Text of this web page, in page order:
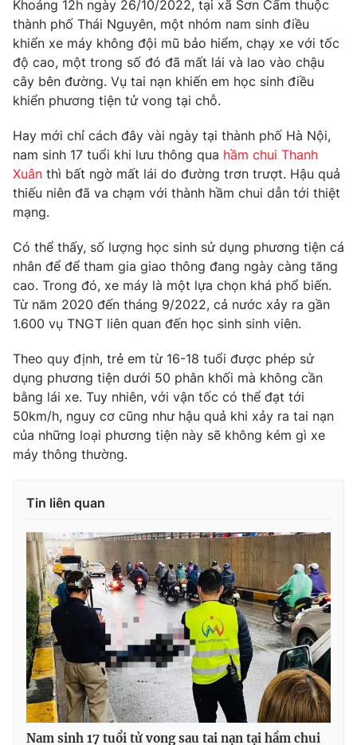
Emagazine Podcast
Photo Infographic
Video Shorts video
VTV Money VTV Thể thao
VTV Sức khoẻ Bất động sản
Thị trường 24h Tấm lòng Việt
VTV4 Vươn mình bằng AI
VTV9 VTV8
Liên hệ tòa soạn English
THỜI BÁO VTV
Theo dõi báo trên
Cơ quan chủ quản:Đài Truyền hình Việt Nam
Cơ quan báo chí:Thời báo VTV
Giấy phép hoạt động báo in và báo điện tử số 483/GP-BTTTT
cấp ngày 29/12/2023
Tổng Biên tập:Vũ Thanh Thủy
Phó Tổng Biên tập:Nguyễn Thị Mỹ Hạnh, Phạm Quốc Thắng,
Nguyễn Trọng Ninh
Tổng đài VTV: 024.38 355 931 - 024.38 355 932
Khoảng 12h ngày 26/10/2022, tại xã Sơn Cẩm thuộc
thành phố Thái Nguyên, một nhóm nam sinh điều
khiển xe máy không đội mũ bảo hiểm, chạy xe với tốc
độ cao, một trong số đó đã mất lái và lao vào chậu
cây bên đường. Vụ tai nạn khiến em học sinh điều
khiển phương tiện tử vong tại chỗ.
Hay mới chỉ cách đây vài ngày tại thành phố Hà Nội,
nam sinh 17 tuổi khi lưu thông qua hầm chui Thanh
Xuân thì bất ngờ mất lái do đường trơn trượt. Hậu quả
thiếu niên đã va chạm với thành hầm chui dẫn tới thiệt
mạng.
Có thể thấy, số lượng học sinh sử dụng phương tiện cá
nhân để để tham gia giao thông đang ngày càng tăng
cao. Trong đó, xe máy là một lựa chọn khá phổ biến.
Từ năm 2020 đến tháng 9/2022, cả nước xảy ra gần
1.600 vụ TNGT liên quan đến học sinh sinh viên.
Theo quy định, trẻ em từ 16-18 tuổi được phép sử
dụng phương tiện dưới 50 phân khối mà không cần
bằng lái xe. Tuy nhiên, với vận tốc có thể đạt tới
50km/h, nguy cơ cũng như hậu quả khi xảy ra tai nạn
của những loại phương tiện này sẽ không kém gì xe
máy thông thường.
Tin liên quan
Nam sinh 17 tuổi tử vong sau tai nạn tại hầm chui